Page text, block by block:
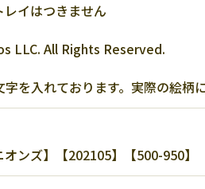
イはつきません
LLC. All Rights Reserved.
を入れております。実際の絵柄
ンズ】【202105】【500-950】